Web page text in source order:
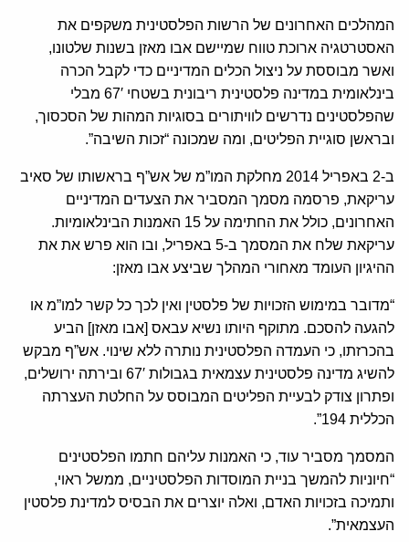
המהלכים האחרונים של הרשות הפלסטינית משקפים את
האסטרטגיה ארוכת טווח שמיישם אבו מאזן בשנות שלטונו,
ואשר מבוססת על ניצול הכלים המדיניים כדי לקבל הכרה
בינלאומית במדינה פלסטינית ריבונית בשטחי 67′ מבלי
שהפלסטינים נדרשים לוויתורים בסוגיות המהות של הסכסוך,
ובראשן סוגיית הפליטים, ומה שמכונה “זכות השיבה”.
ב-2 באפריל 2014 מחלקת המו”מ של אש”ף בראשותו של סאיב
עריקאת, פרסמה מסמך המסביר את הצעדים המדיניים
האחרונים, כולל את החתימה על 15 האמנות הבינלאומיות.
עריקאת שלח את המסמך ב-5 באפריל, ובו הוא פרש את את
ההיגיון העומד מאחורי המהלך שביצע אבו מאזן:
“מדובר במימוש הזכויות של פלסטין ואין לכך כל קשר למו”מ או
להגעה להסכם. מתוקף היותו נשיא עבאס [אבו מאזן] הביע
בהכרזתו, כי העמדה הפלסטינית נותרה ללא שינוי. אש”ף מבקש
להשיג מדינה פלסטינית עצמאית בגבולות 67′ ובירתה ירושלים,
ופתרון צודק לבעיית הפליטים המבוסס על החלטת העצרתה
הכללית 194”.
המסמך מסביר עוד, כי האמנות עליהם חתמו הפלסטינים
“חיוניות להמשך בניית המוסדות הפלסטיניים, ממשל ראוי,
ותמיכה בזכויות האדם, ואלה יוצרים את הבסיס למדינת פלסטין
העצמאית”.